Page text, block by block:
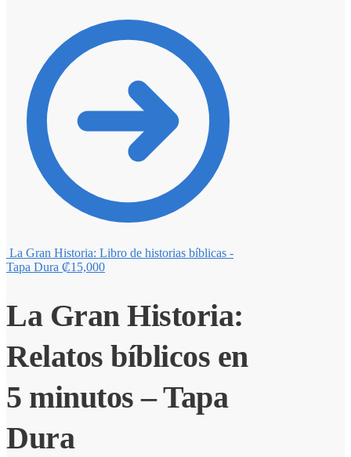
La Gran Historia: Libro de historias bíblicas -
Tapa Dura ₡15,000
La Gran Historia:
Relatos bíblicos en
5 minutos – Tapa
Dura